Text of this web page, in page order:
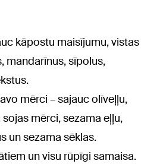
kāpostu maisījumu, vistas
mandarīnus, sīpolus,
mērci – sajauc olīveļļu,
mērci, sezama eļļu,
un sezama sēklas.
un visu rūpīgi samaisa.